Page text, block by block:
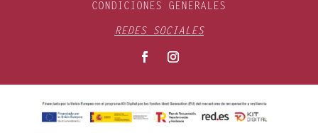
CONDICIONES GENERALES
REDES SOCIALES